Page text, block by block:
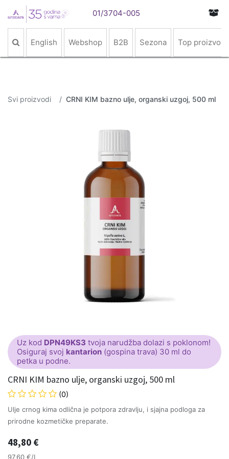
01/3704-005
English Webshop B2B Sezona Top proizvodi
Svi proizvodi CRNI KIM bazno ulje, organski uzgoj, 500 ml
Uz kod DPN49KS3 tvoja narudžba dolazi s poklonom!
Osiguraj svoj kantarion (gospina trava) 30 ml do
petka u podne.
CRNI KIM bazno ulje, organski uzgoj, 500 ml
(0)
Ulje crnog kima odlična je potpora zdravlju, i sjajna podloga za
prirodne kozmetičke preparate.
48,80 €
97,60 €/L